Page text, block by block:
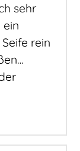
sehr
ein
rein